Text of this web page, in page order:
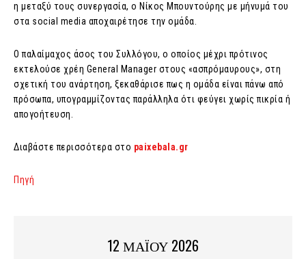
η μεταξύ τους συνεργασία, ο Νίκος Μπουντούρης με μήνυμά του
στα social media αποχαιρέτησε την ομάδα.
Ο παλαίμαχος άσος του Συλλόγου, ο οποίος μέχρι πρότινος
εκτελούσε χρέη General Manager στους «ασπρόμαυρους», στη
σχετική του ανάρτηση, ξεκαθάρισε πως η ομάδα είναι πάνω από
πρόσωπα, υπογραμμίζοντας παράλληλα ότι φεύγει χωρίς πικρία ή
απογοήτευση.
Διαβάστε περισσότερα στο paixebala.gr
Πηγή
12 ΜΑΪΟΥ 2026